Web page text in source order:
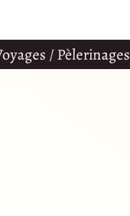
/ Pèlerinages